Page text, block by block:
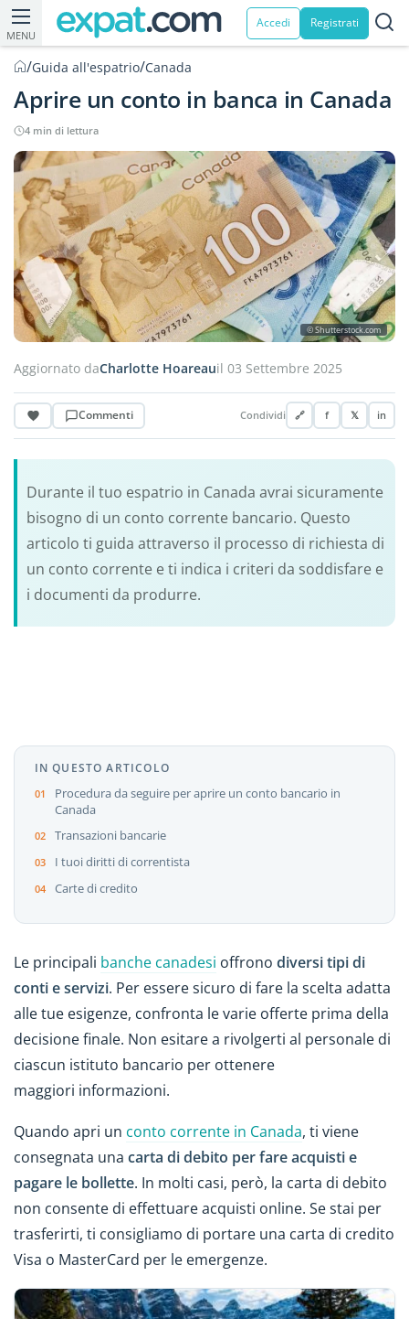
MENU
Accedi Registrati
/Guida all'espatrio/Canada
Aprire un conto in banca in Canada
4 min di lettura
© Shutterstock.com
Aggiornato daCharlotte Hoareauil 03 Settembre 2025
Commenti Condividi 🔗 f 𝕏 in
Durante il tuo espatrio in Canada avrai sicuramente
bisogno di un conto corrente bancario. Questo
articolo ti guida attraverso il processo di richiesta di
un conto corrente e ti indica i criteri da soddisfare e
i documenti da produrre.
IN QUESTO ARTICOLO
Procedura da seguire per aprire un conto bancario in
Canada
Transazioni bancarie
I tuoi diritti di correntista
Carte di credito
Le principali banche canadesi offrono diversi tipi di
conti e servizi. Per essere sicuro di fare la scelta adatta
alle tue esigenze, confronta le varie offerte prima della
decisione finale. Non esitare a rivolgerti al personale di
ciascun istituto bancario per ottenere
maggiori informazioni.
Quando apri un conto corrente in Canada, ti viene
consegnata una carta di debito per fare acquisti e
pagare le bollette. In molti casi, però, la carta di debito
non consente di effettuare acquisti online. Se stai per
trasferirti, ti consigliamo di portare una carta di credito
Visa o MasterCard per le emergenze.